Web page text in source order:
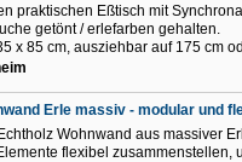
praktischen Eßtisch mit
getönt / erlefarben gehalten.
x 85 cm, ausziehbar auf 175 cm
Erle massiv - modular und
Wohnwand aus massiver
flexibel zusammenstellen,